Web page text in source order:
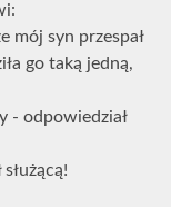
mój syn przespał
go taką jedną,
- odpowiedział